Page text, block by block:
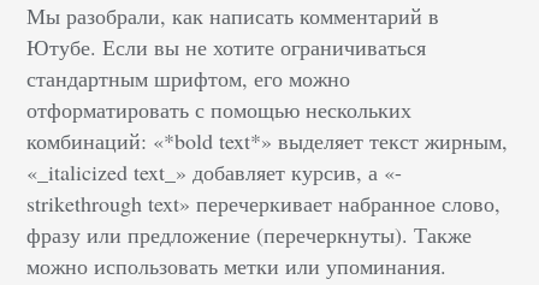
Мы разобрали, как написать комментарий в
Ютубе. Если вы не хотите ограничиваться
стандартным шрифтом, его можно
отформатировать с помощью нескольких
комбинаций: «*bold text*» выделяет текст жирным,
«_italicized text_» добавляет курсив, а «-
strikethrough text» перечеркивает набранное слово,
фразу или предложение (перечеркнуты). Также
можно использовать метки или упоминания.